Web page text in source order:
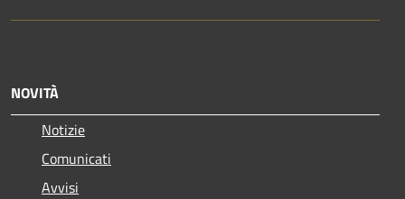
NOVITÀ
Notizie
Comunicati
Avvisi